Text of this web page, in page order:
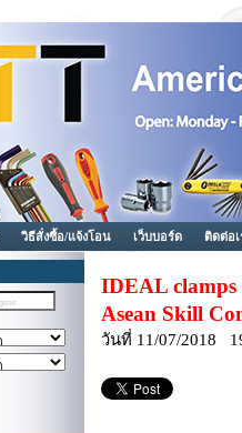
วิธีสั่งซื้อ/แจ้งโอน เว็บบอร์ด ติดต่อเ
IDEAL
Asean Skill
วันที่ 11/07/2018